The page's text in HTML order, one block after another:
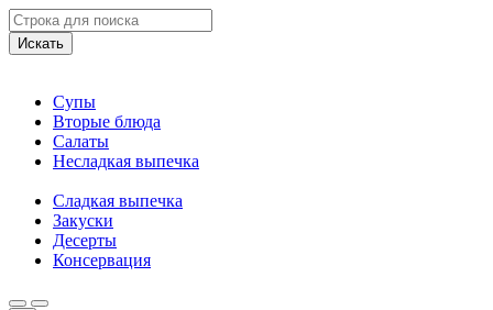
Искать
Супы
Вторые блюда
Салаты
Несладкая выпечка
Сладкая выпечка
Закуски
Десерты
Консервация